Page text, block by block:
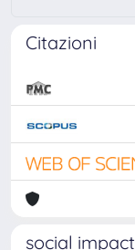
Citazioni
social impact